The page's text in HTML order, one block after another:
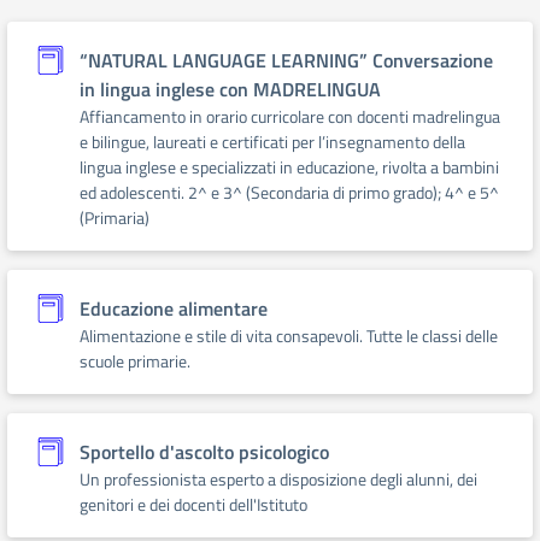
“NATURAL LANGUAGE LEARNING” Conversazione
in lingua inglese con MADRELINGUA
Affiancamento in orario curricolare con docenti madrelingua
e bilingue, laureati e certificati per l’insegnamento della
lingua inglese e specializzati in educazione, rivolta a bambini
ed adolescenti. 2^ e 3^ (Secondaria di primo grado); 4^ e 5^
(Primaria)
Educazione alimentare
Alimentazione e stile di vita consapevoli. Tutte le classi delle
scuole primarie.
Sportello d'ascolto psicologico
Un professionista esperto a disposizione degli alunni, dei
genitori e dei docenti dell'Istituto